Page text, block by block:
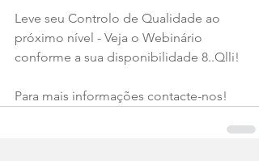
Leve seu Controlo de Qualidade ao
próximo nível - Veja o Webinário
conforme a sua disponibilidade 8..Qlli!
Para mais informações contacte-nos!